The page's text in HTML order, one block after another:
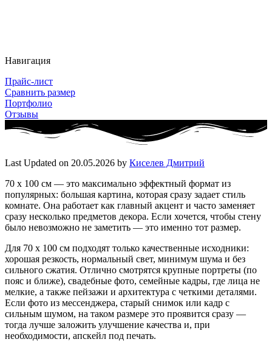
Навигация
Прайс-лист
Сравнить размер
Портфолио
Отзывы
Last Updated on 20.05.2026 by Киселев Дмитрий
70 x 100 см — это максимально эффектный формат из
популярных: большая картина, которая сразу задает стиль
комнате. Она работает как главный акцент и часто заменяет
сразу несколько предметов декора. Если хочется, чтобы стену
было невозможно не заметить — это именно тот размер.
Для 70 x 100 см подходят только качественные исходники:
хорошая резкость, нормальный свет, минимум шума и без
сильного сжатия. Отлично смотрятся крупные портреты (по
пояс и ближе), свадебные фото, семейные кадры, где лица не
мелкие, а также пейзажи и архитектура с четкими деталями.
Если фото из мессенджера, старый снимок или кадр с
сильным шумом, на таком размере это проявится сразу —
тогда лучше заложить улучшение качества и, при
необходимости, апскейл под печать.